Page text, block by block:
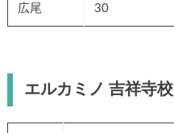
広尾 30
エルカミノ 吉祥寺校